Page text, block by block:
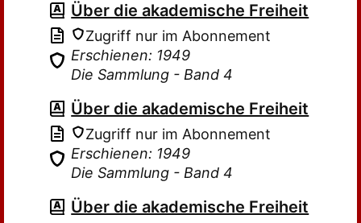
Über die akademische Freiheit
Zugriff nur im Abonnement
Erschienen: 1949
Die Sammlung - Band 4
Über die akademische Freiheit
Zugriff nur im Abonnement
Erschienen: 1949
Die Sammlung - Band 4
Über die akademische Freiheit